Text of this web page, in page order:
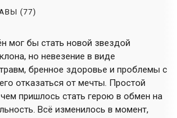
(77)
мог бы стать новой звездой
но невезение в виде
бренное здоровье и проблемы с
отказаться от мечты. Простой
пришлось стать герою в обмен на
Всё изменилось в момент,